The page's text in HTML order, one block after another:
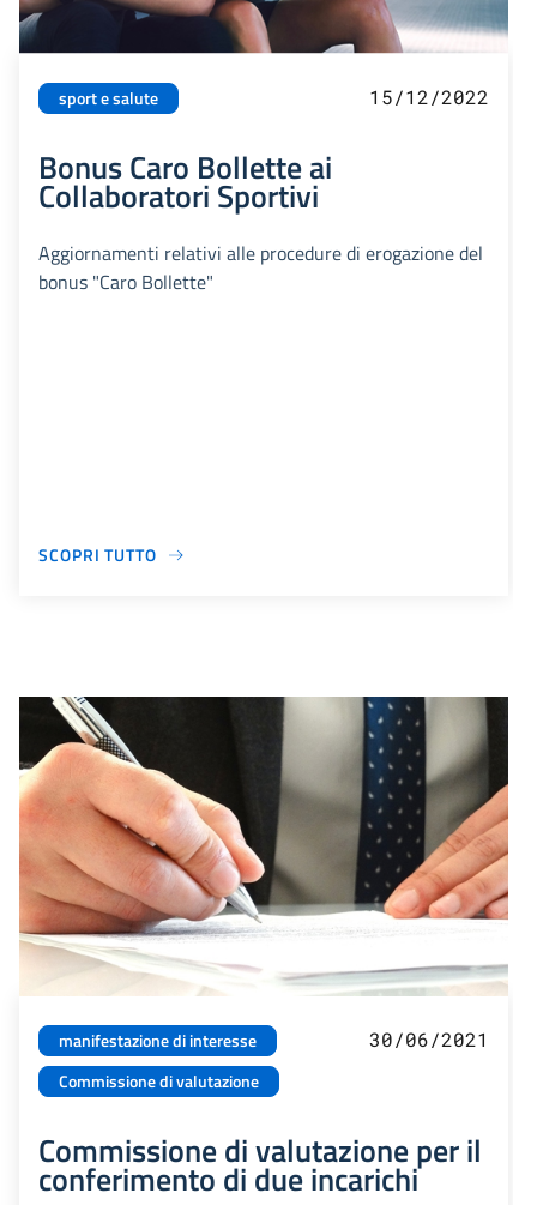
sport e salute 15/12/2022
Bonus Caro Bollette ai
Collaboratori Sportivi
Aggiornamenti relativi alle procedure di erogazione del
bonus "Caro Bollette"
SCOPRI TUTTO
manifestazione di interesse
Commissione di valutazione
30/06/2021
Commissione di valutazione per il
conferimento di due incarichi